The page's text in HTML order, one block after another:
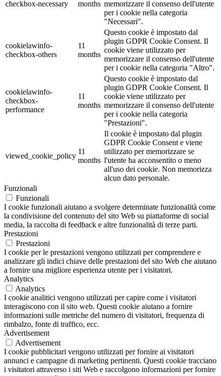
checkbox-necessary
months memorizzare il consenso dell'utente
per i cookie nella categoria
"Necessari".
cookielawinfo-
checkbox-others
11
months
Questo cookie è impostato dal
plugin GDPR Cookie Consent. Il
cookie viene utilizzato per
memorizzare il consenso dell'utente
per i cookie nella categoria "Altro".
cookielawinfo-
checkbox-
performance
11
months
Questo cookie è impostato dal
plugin GDPR Cookie Consent. Il
cookie viene utilizzato per
memorizzare il consenso dell'utente
per i cookie nella categoria
"Prestazioni".
viewed_cookie_policy
11
months
Il cookie è impostato dal plugin
GDPR Cookie Consent e viene
utilizzato per memorizzare se
l'utente ha acconsentito o meno
all'uso dei cookie. Non memorizza
alcun dato personale.
Funzionali
Funzionali
I cookie funzionali aiutano a svolgere determinate funzionalità come
la condivisione del contenuto del sito Web su piattaforme di social
media, la raccolta di feedback e altre funzionalità di terze parti.
Prestazioni
Prestazioni
I cookie per le prestazioni vengono utilizzati per comprendere e
analizzare gli indici chiave delle prestazioni del sito Web che aiutano
a fornire una migliore esperienza utente per i visitatori.
Analytics
Analytics
I cookie analitici vengono utilizzati per capire come i visitatori
interagiscono con il sito web. Questi cookie aiutano a fornire
informazioni sulle metriche del numero di visitatori, frequenza di
rimbalzo, fonte di traffico, ecc.
Advertisement
Advertisement
I cookie pubblicitari vengono utilizzati per fornire ai visitatori
annunci e campagne di marketing pertinenti. Questi cookie tracciano
i visitatori attraverso i siti Web e raccolgono informazioni per fornire